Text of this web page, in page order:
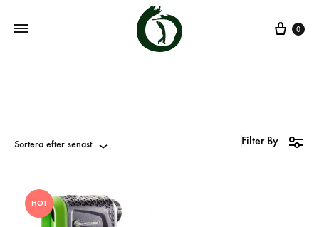
0
Sortera efter senast Filter By
HOT